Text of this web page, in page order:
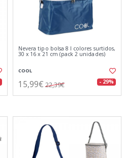
Nevera tipo bolsa 8 l colores surtidos,
30 x 16 x 21 cm (pack 2 unidades)
COOL
15,99€ 22,39€ - 29%